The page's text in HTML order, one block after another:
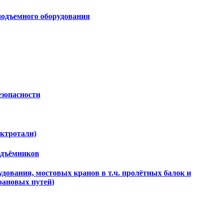
оборудования
мостовых кранов в т.ч. пролётных балок и
путей)